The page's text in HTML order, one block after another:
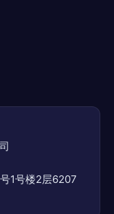
1号楼2层6207